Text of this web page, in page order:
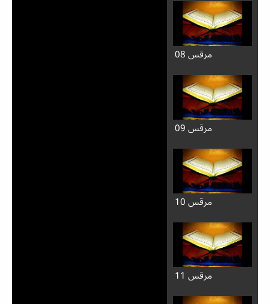
مرقس 08
مرقس 09
مرقس 10
مرقس 11